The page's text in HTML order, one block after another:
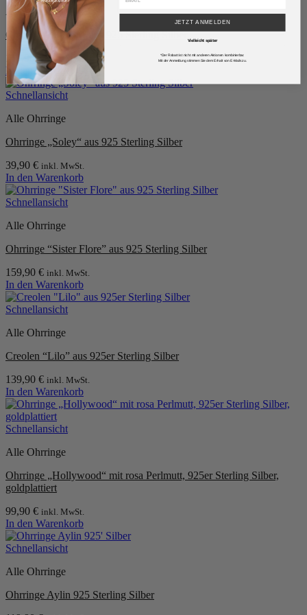
Alle Ohrringe
Creolen “London” aus 925 Sterling Silber
119,90€ inkl. MwSt.
In den Warenkorb
Schnellansicht
Alle Ohrringe
Ohrringe „Soley“ aus 925 Sterling Silber
39,90 € inkl. MwSt.
In den Warenkorb
Schnellansicht
Alle Ohrringe
Ohrringe “Sister Flore” aus 925 Sterling Silber
159,90 € inkl. MwSt.
In den Warenkorb
Schnellansicht
Alle Ohrringe
Creolen “Lilo” aus 925er Sterling Silber
139,90 € inkl. MwSt.
In den Warenkorb
Schnellansicht
Alle Ohrringe
Ohrringe „Hollywood“ mit rosa Perlmutt, 925er Sterling Silber,
goldplattiert
99,90 € inkl. MwSt.
In den Warenkorb
Schnellansicht
Alle Ohrringe
Ohrringe Aylin 925 Sterling Silber
JETZT ANMELDEN
Vielleicht später
*Der Rabatt ist nicht mit anderen Aktionen kombinierbar.
Mit der Anmeldung stimmen Sie dem Erhalt von E-Mails zu.